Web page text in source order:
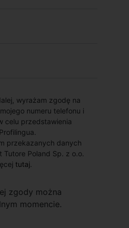
wyrażam zgodę na
numeru telefonu i
celu przedstawienia
przekazanych danych
Tutore Poland Sp. z o.o.
tutaj.
zgody można
momencie.